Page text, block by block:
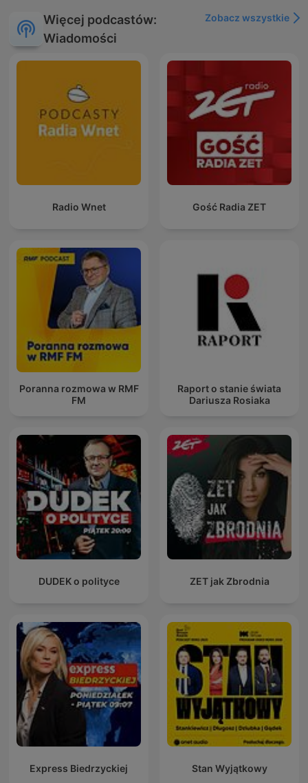
Więcej podcastów:
Wiadomości
Zobacz wszystkie
Radio Wnet Gość Radia ZET
Poranna rozmowa w RMF
FM
Raport o stanie świata
Dariusza Rosiaka
DUDEK o polityce ZET jak Zbrodnia
Express Biedrzyckiej Stan Wyjątkowy